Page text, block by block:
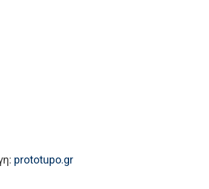
prototupo.gr